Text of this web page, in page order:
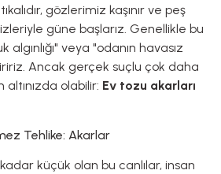
gözlerimiz kaşınır ve peş
güne başlarız. Genellikle bu
veya "odanın havasız
Ancak gerçek suçlu çok daha
altınızda olabilir: Ev tozu akarları
Tehlike: Akarlar
küçük olan bu canlılar, insan